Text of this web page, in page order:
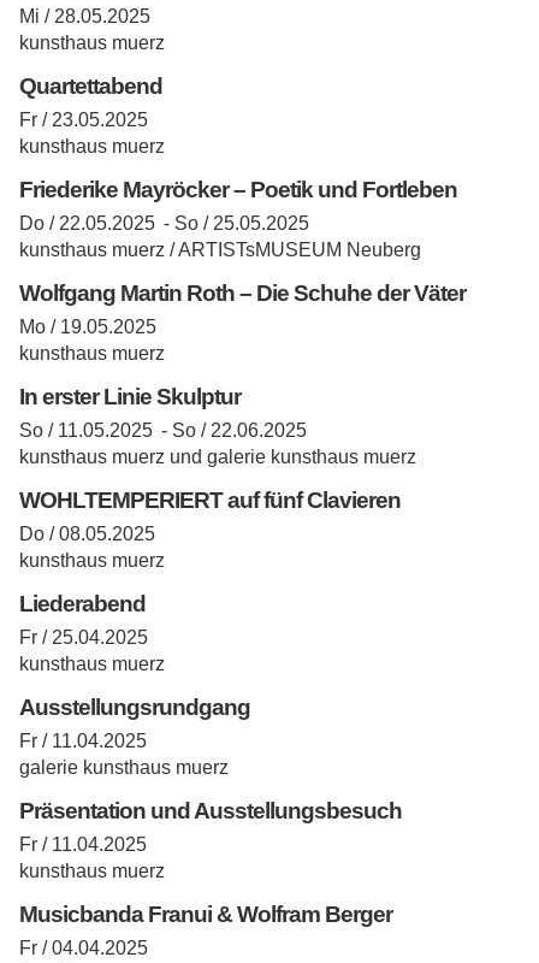
Mi / 28.05.2025
kunsthaus muerz
Quartettabend
Fr / 23.05.2025
kunsthaus muerz
Friederike Mayröcker – Poetik und Fortleben
Do / 22.05.2025 - So / 25.05.2025
kunsthaus muerz / ARTISTsMUSEUM Neuberg
Wolfgang Martin Roth – Die Schuhe der Väter
Mo / 19.05.2025
kunsthaus muerz
In erster Linie Skulptur
So / 11.05.2025 - So / 22.06.2025
kunsthaus muerz und galerie kunsthaus muerz
WOHLTEMPERIERT auf fünf Clavieren
Do / 08.05.2025
kunsthaus muerz
Liederabend
Fr / 25.04.2025
kunsthaus muerz
Ausstellungsrundgang
Fr / 11.04.2025
galerie kunsthaus muerz
Präsentation und Ausstellungsbesuch
Fr / 11.04.2025
kunsthaus muerz
Musicbanda Franui & Wolfram Berger
Fr / 04.04.2025